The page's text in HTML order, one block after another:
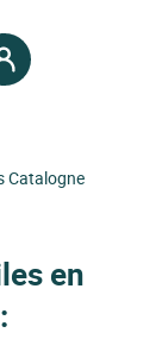
Catalogne
en